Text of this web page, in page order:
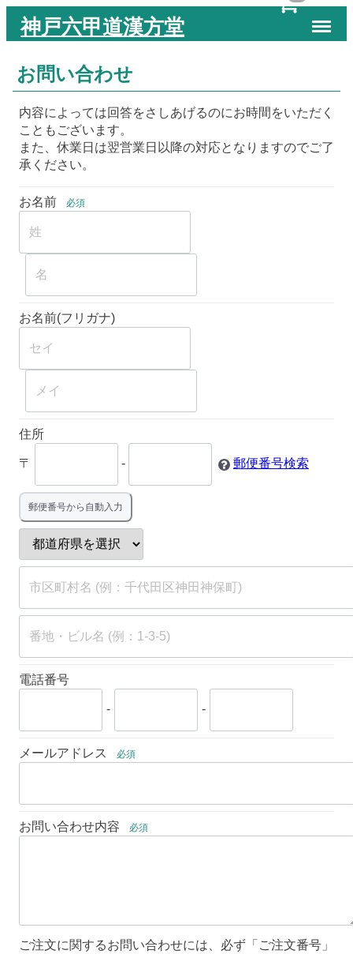
神戸六甲道漢方堂 Menu
お問い合わせ
内容によっては回答をさしあげるのにお時間をいただく
こともございます。
また、休業日は翌営業日以降の対応となりますのでご了
承ください。
お名前 必須
お名前(フリガナ)
住所
〒 - 郵便番号検索
郵便番号から自動入力
電話番号
- -
メールアドレス 必須
お問い合わせ内容 必須
ご注文に関するお問い合わせには、必ず「ご注文番号」